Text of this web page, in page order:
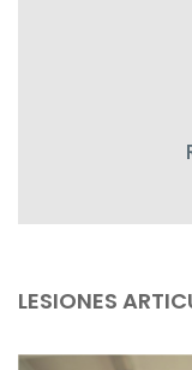
LESIONES